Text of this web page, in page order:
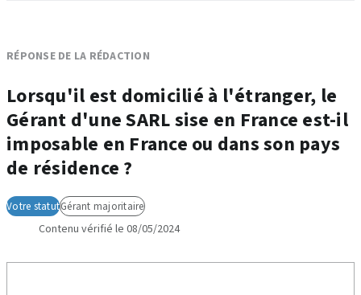
RÉPONSE DE LA RÉDACTION
Lorsqu'il est domicilié à l'étranger, le
Gérant d'une SARL sise en France est-il
imposable en France ou dans son pays
de résidence ?
Votre statutGérant majoritaire
Contenu vérifié le 08/05/2024